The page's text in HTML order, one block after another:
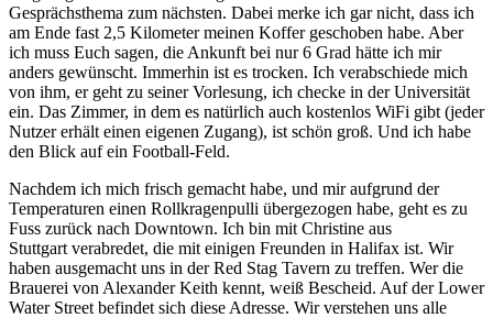
Gesprächsthema zum nächsten. Dabei merke ich gar nicht, dass ich
am Ende fast 2,5 Kilometer meinen Koffer geschoben habe. Aber
ich muss Euch sagen, die Ankunft bei nur 6 Grad hätte ich mir
anders gewünscht. Immerhin ist es trocken. Ich verabschiede mich
von ihm, er geht zu seiner Vorlesung, ich checke in der Universität
ein. Das Zimmer, in dem es natürlich auch kostenlos WiFi gibt (jeder
Nutzer erhält einen eigenen Zugang), ist schön groß. Und ich habe
den Blick auf ein Football-Feld.
Nachdem ich mich frisch gemacht habe, und mir aufgrund der
Temperaturen einen Rollkragenpulli übergezogen habe, geht es zu
Fuss zurück nach Downtown. Ich bin mit Christine aus
Stuttgart verabredet, die mit einigen Freunden in Halifax ist. Wir
haben ausgemacht uns in der Red Stag Tavern zu treffen. Wer die
Brauerei von Alexander Keith kennt, weiß Bescheid. Auf der Lower
Water Street befindet sich diese Adresse. Wir verstehen uns alle